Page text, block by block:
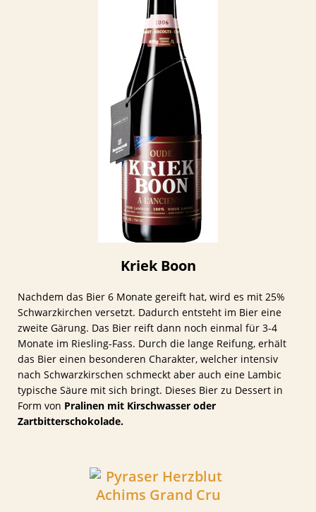
Kriek Boon
Nachdem das Bier 6 Monate gereift hat, wird es mit 25%
Schwarzkirchen versetzt. Dadurch entsteht im Bier eine
zweite Gärung. Das Bier reift dann noch einmal für 3-4
Monate im Riesling-Fass. Durch die lange Reifung, erhält
das Bier einen besonderen Charakter, welcher intensiv
nach Schwarzkirschen schmeckt aber auch eine Lambic
typische Säure mit sich bringt. Dieses Bier zu Dessert in
Form von Pralinen mit Kirschwasser oder
Zartbitterschokolade.